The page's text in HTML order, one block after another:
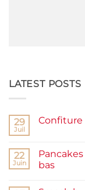
LATEST POSTS
29
Juil
Confiture
Confiture
de
prunes
22
Juin
bas